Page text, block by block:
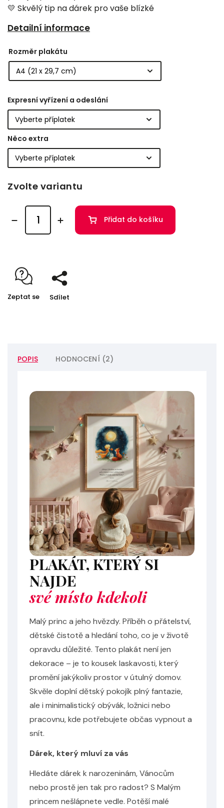
💛 Skvělý tip na dárek pro vaše blízké
Detailní informace
Rozměr plakátu
Expresní vyřízení a odeslání
Něco extra
Zvolte variantu
Přidat do košíku
Zeptat se Sdílet
POPIS HODNOCENÍ (2)
PLAKÁT, KTERÝ SI
NAJDE
své místo kdekoli
Malý princ a jeho hvězdy. Příběh o přátelství,
dětské čistotě a hledání toho, co je v životě
opravdu důležité. Tento plakát není jen
dekorace – je to kousek laskavosti, který
promění jakýkoliv prostor v útulný domov.
Skvěle doplní dětský pokojík plný fantazie,
ale i minimalistický obývák, ložnici nebo
pracovnu, kde potřebujete občas vypnout a
snít.
Dárek, který mluví za vás
Hledáte dárek k narozeninám, Vánocům
nebo prostě jen tak pro radost? S Malým
princem nešlápnete vedle. Potěší malé